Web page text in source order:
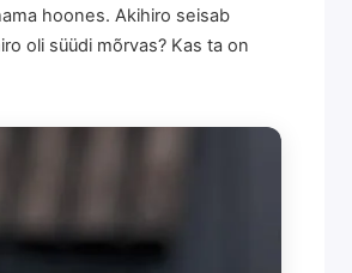
hoones. Akihiro seisab
oli süüdi mõrvas? Kas ta on